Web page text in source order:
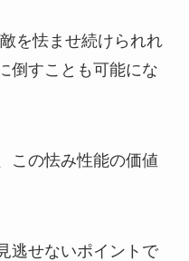
を怯ませ続けられれ
倒すことも可能にな
この怯み性能の価値
逃せないポイントで